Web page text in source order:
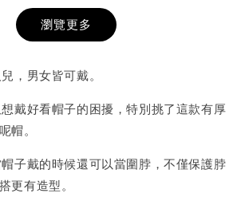
+NT$ 190
-
瀏覽更多
，男女皆可戴。
戴好看帽子的困擾，特別挑了這款有厚
帽。
子戴的時候還可以當圍脖，不僅保護脖
更有造型。